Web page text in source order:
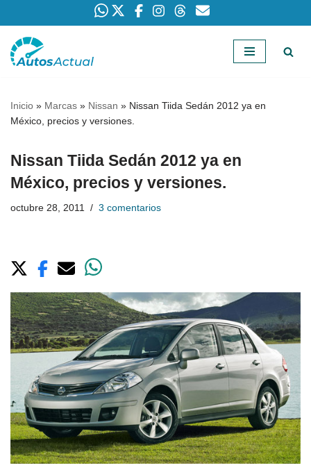
Saltar
Inicio » Marcas » Nissan » Nissan Tiida Sedán 2012 ya en
México, precios y versiones.
Nissan Tiida Sedán 2012 ya en
México, precios y versiones.
octubre 28, 2011 3 comentarios